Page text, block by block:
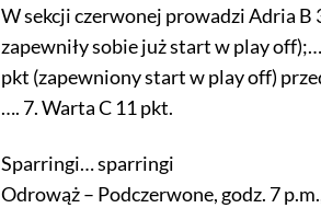
W sekcji czerwonej prowadzi Adria B
zapewniły sobie już start w play
pkt (zapewniony start w play off)
…. 7. Warta C 11 pkt.
Sparringi… sparringi
Odrowąż – Podczerwone, godz. 7